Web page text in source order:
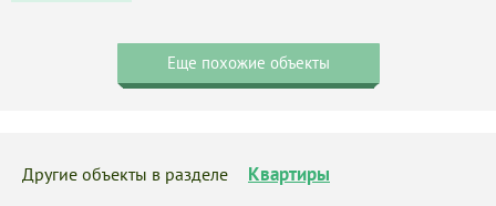
Еще похожие объекты
Другие объекты в разделе Квартиры